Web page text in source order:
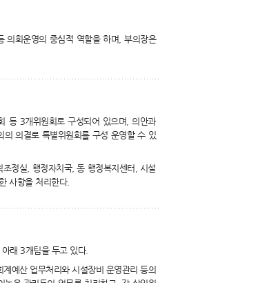
의회운영의 중심적 역할을 하며, 부의장은
등 3개위원회로 구성되어 있으며, 의안과
의 의결로 특별위원회를 구성 운영할 수 있
정실, 행정자치국, 동 행정복지센터, 시설
사항을 처리한다.
래 3개팀을 두고 있다.
예산 업무처리와 시설장비 운영관리 등의